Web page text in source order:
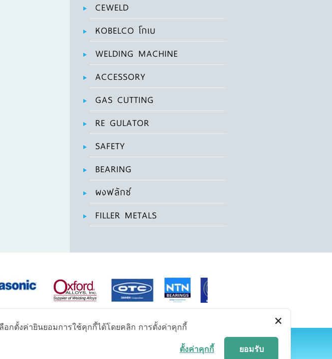
CEWELD
KOBELCO โกเบ
WELDING MACHINE
ACCESSORY
GAS CUTTING
RE GULATOR
SAFETY
BEARING
ผงฟลักซ์
FILLER METALS
อกตั้งค่ายินยอมการใช้คุกกี้ได้โดยคลิก การตั้งค่าคุกกี้
ยอมรับ
ตั้งค่าคุกกี้